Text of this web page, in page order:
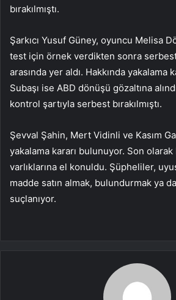
bırakılmıştı.
Şarkıcı Yusuf Güney, oyuncu Melisa
test için örnek verdikten sonra serbest
arasında yer aldı. Hakkında yakalama
Subaşı ise ABD dönüşü gözaltına
kontrol şartıyla serbest bırakılmıştı.
Şevval Şahin, Mert Vidinli ve Kasım
yakalama kararı bulunuyor. Son
varlıklarına el konuldu. Şüpheliler,
madde satın almak, bulundurmak ya
suçlanıyor.